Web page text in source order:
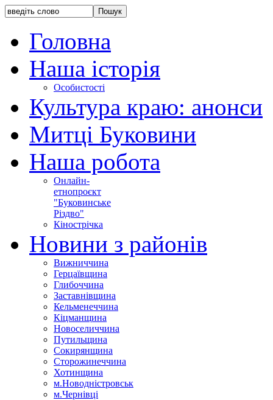
Головна
Наша історія
Особистості
Культура краю: анонси
Митці Буковини
Наша робота
Онлайн-
етнопроєкт
"Буковинське
Різдво"
Кінострічка
Новини з районів
Вижниччина
Герцаївщина
Глибоччина
Заставнівщина
Кельменеччина
Кіцманщина
Новоселиччина
Путильщина
Сокирянщина
Сторожинеччина
Хотинщина
м.Новодністровськ
м.Чернівці